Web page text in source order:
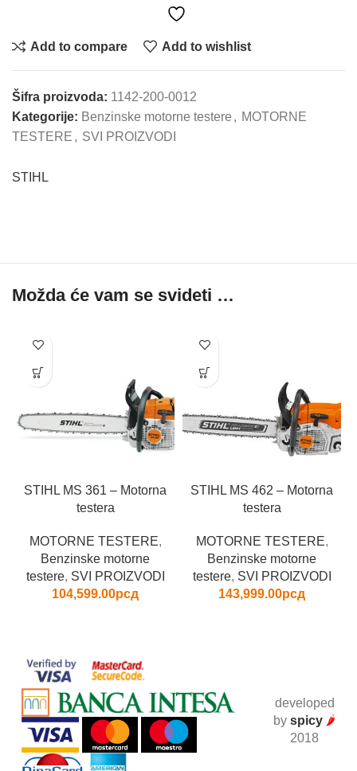
Add to compare Add to wishlist
Šifra proizvoda: 1142-200-0012
Kategorije: Benzinske motorne testere , MOTORNE
TESTERE , SVI PROIZVODI
STIHL
Možda će vam se svideti …
STIHL MS 361 – Motorna
testera
MOTORNE TESTERE,
Benzinske motorne
testere, SVI PROIZVODI
104,599.00рсд
STIHL MS 462 – Motorna
testera
MOTORNE TESTERE,
Benzinske motorne
testere, SVI PROIZVODI
143,999.00рсд
developed
by spicy 🌶
2018